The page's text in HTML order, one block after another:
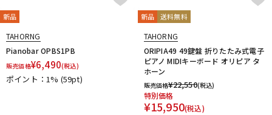
アンプ エフェクター
DTM
新品
TAHORNG
Pianobar OPBS1PB
販売価格¥6,490(税込)
ポイント：1% (59pt)
新品 送料無料
TAHORNG
ORIPIA49 49鍵盤 折りたたみ式電子
ピアノ MIDIキーボード オリピア タ
ホーン
販売価格¥22,550(税込)
特別価格
¥15,950(税込)